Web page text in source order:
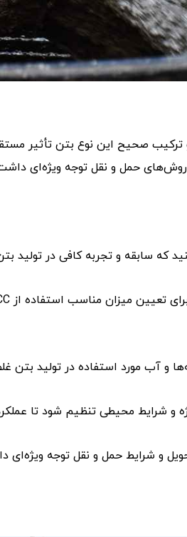
صحیح این نوع بتن تأثیر
روش‌های حمل و نقل توجه ویژه‌ای
که سابقه و تجربه کافی در تولید
و آب مورد استفاده در تولید بتن
و شرایط محیطی تنظیم شود تا
و شرایط حمل و نقل توجه ویژه‌ای